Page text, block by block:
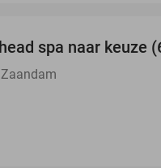
spa naar keuze